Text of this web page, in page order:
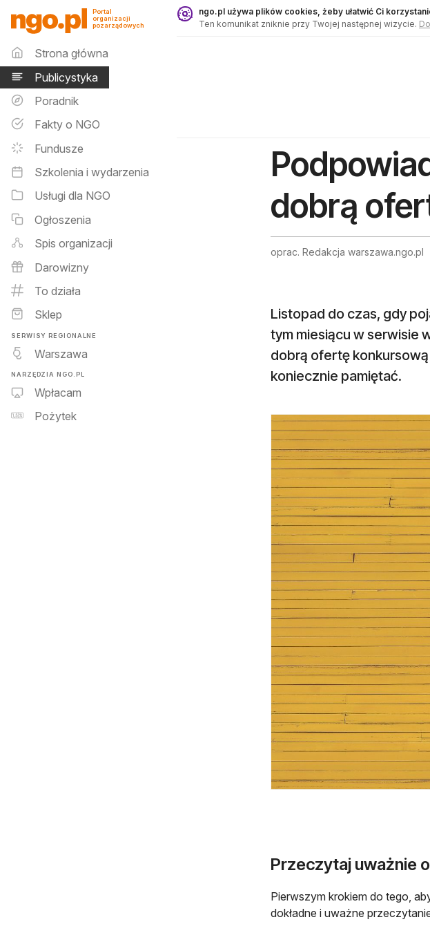
Publicystyka - ngo.pl
Portal
organizacji
pozarządowych
Menu główne
Strona główna
Publicystyka
Poradnik
Fakty o NGO
Fundusze
Szkolenia i wydarzenia
Usługi dla NGO
Ogłoszenia
Spis organizacji
Darowizny
To działa
Sklep
SERWISY REGIONALNE
Warszawa
NARZĘDZIA NGO.PL
Wpłacam
Pożytek
ngo.pl używa plików cookies, żeby ułatwić Ci
Ten komunikat zniknie przy Twojej następnej wizycie.
dobrą
oprac. Redakcja warszawa.ngo.pl
Listopad do czas, gdy
tym miesiącu w serwisie
dobrą ofertę
koniecznie pamiętać.
Przeczytaj uważnie
Pierwszym krokiem do tego,
dokładne i uważne